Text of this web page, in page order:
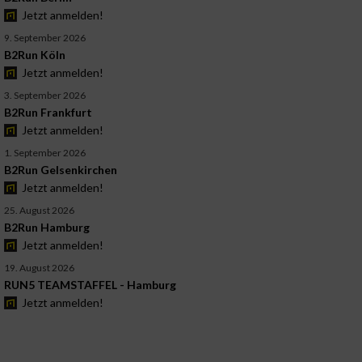
Jetzt anmelden!
9. September 2026
B2Run Köln
Jetzt anmelden!
3. September 2026
B2Run Frankfurt
Jetzt anmelden!
1. September 2026
B2Run Gelsenkirchen
Jetzt anmelden!
25. August 2026
B2Run Hamburg
Jetzt anmelden!
19. August 2026
RUN5 TEAMSTAFFEL - Hamburg
Jetzt anmelden!